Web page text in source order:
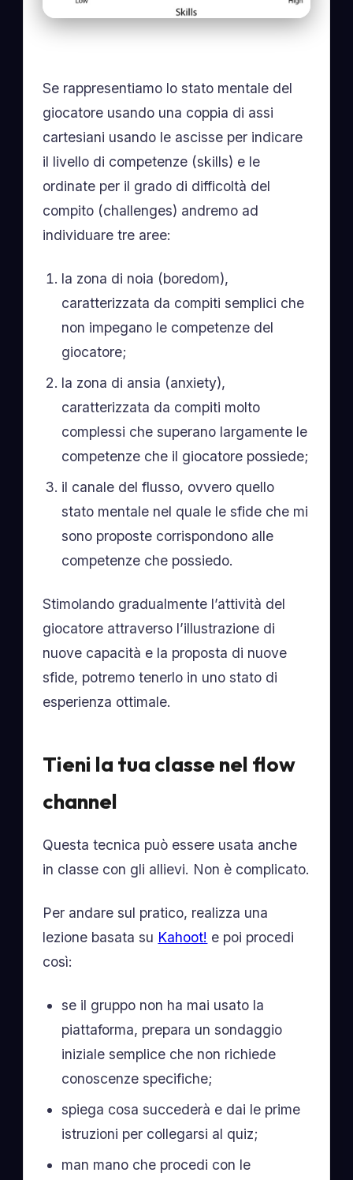
Se rappresentiamo lo stato mentale del
giocatore usando una coppia di assi
cartesiani usando le ascisse per indicare
il livello di competenze (skills) e le
ordinate per il grado di difficoltà del
compito (challenges) andremo ad
individuare tre aree:
la zona di noia (boredom),
caratterizzata da compiti semplici che
non impegano le competenze del
giocatore;
la zona di ansia (anxiety),
caratterizzata da compiti molto
complessi che superano largamente le
competenze che il giocatore possiede;
il canale del flusso, ovvero quello
stato mentale nel quale le sfide che mi
sono proposte corrispondono alle
competenze che possiedo.
Stimolando gradualmente l’attività del
giocatore attraverso l’illustrazione di
nuove capacità e la proposta di nuove
sfide, potremo tenerlo in uno stato di
esperienza ottimale.
Tieni la tua classe nel flow
channel
Questa tecnica può essere usata anche
in classe con gli allievi. Non è complicato.
Per andare sul pratico, realizza una
lezione basata su Kahoot! e poi procedi
così:
se il gruppo non ha mai usato la
piattaforma, prepara un sondaggio
iniziale semplice che non richiede
conoscenze specifiche;
spiega cosa succederà e dai le prime
istruzioni per collegarsi al quiz;
man mano che procedi con le